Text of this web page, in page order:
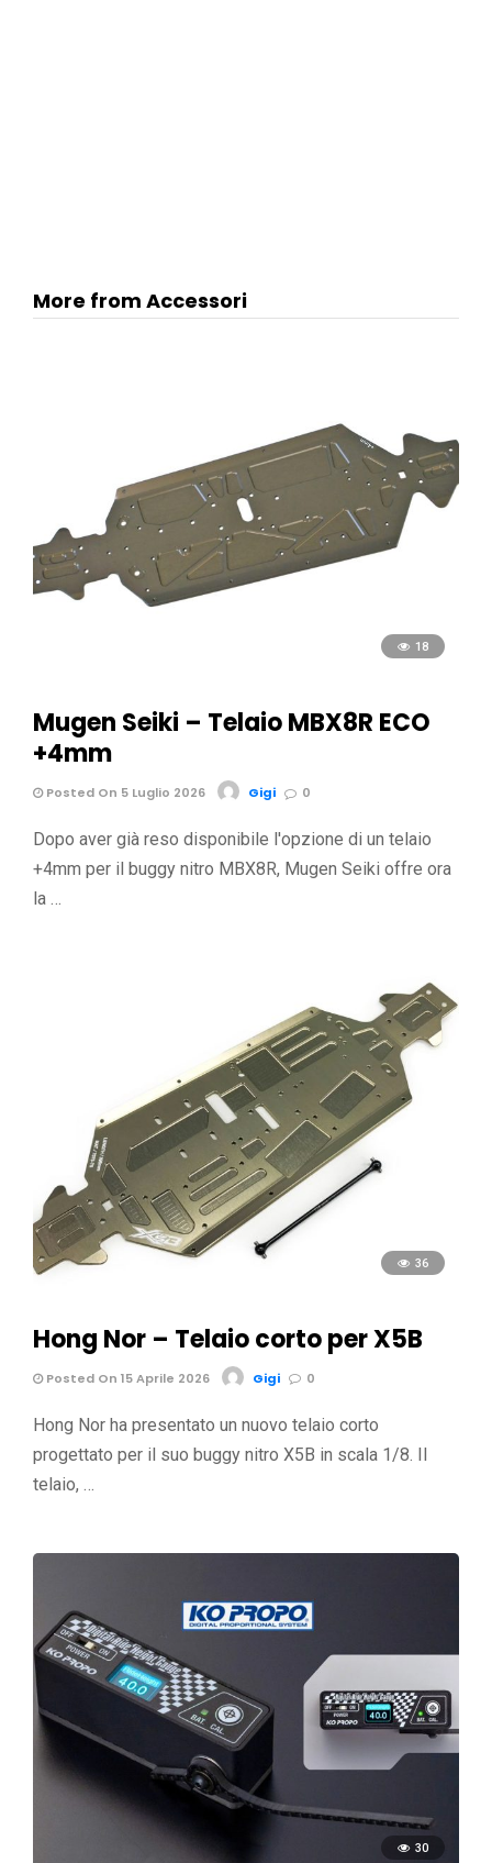
More from Accessori
18
Mugen Seiki – Telaio MBX8R ECO
+4mm
Posted On 5 Luglio 2026 Gigi 0
Dopo aver già reso disponibile l'opzione di un telaio
+4mm per il buggy nitro MBX8R, Mugen Seiki offre ora
la …
36
Hong Nor – Telaio corto per X5B
Posted On 15 Aprile 2026 Gigi 0
Hong Nor ha presentato un nuovo telaio corto
progettato per il suo buggy nitro X5B in scala 1/8. Il
telaio, …
30